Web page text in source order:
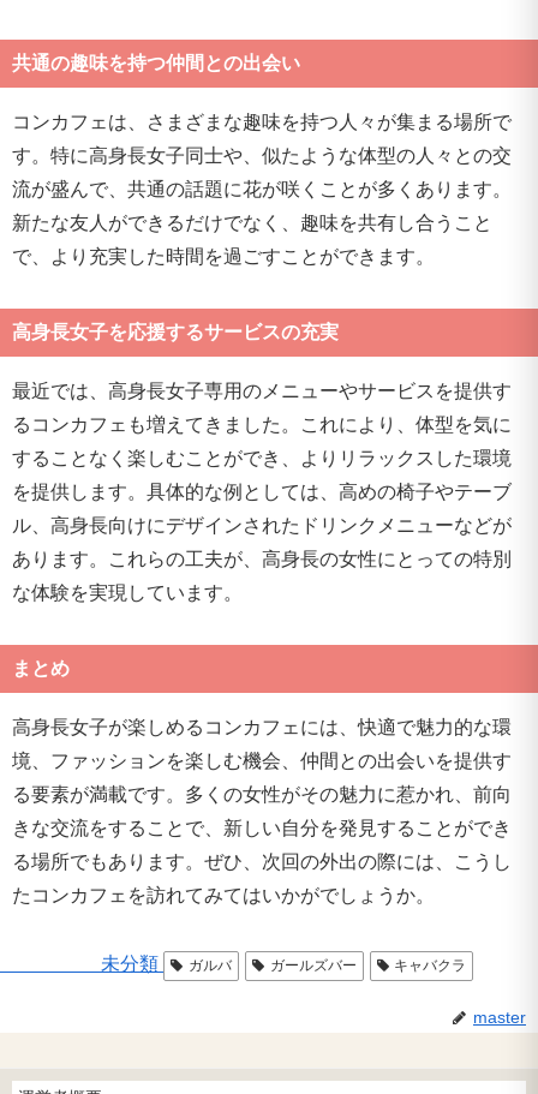
共通の趣味を持つ仲間との出会い
コンカフェは、さまざまな趣味を持つ人々が集まる場所で
す。特に高身長女子同士や、似たような体型の人々との交
流が盛んで、共通の話題に花が咲くことが多くあります。
新たな友人ができるだけでなく、趣味を共有し合うこと
で、より充実した時間を過ごすことができます。
高身長女子を応援するサービスの充実
最近では、高身長女子専用のメニューやサービスを提供す
るコンカフェも増えてきました。これにより、体型を気に
することなく楽しむことができ、よりリラックスした環境
を提供します。具体的な例としては、高めの椅子やテーブ
ル、高身長向けにデザインされたドリンクメニューなどが
あります。これらの工夫が、高身長の女性にとっての特別
な体験を実現しています。
まとめ
高身長女子が楽しめるコンカフェには、快適で魅力的な環
境、ファッションを楽しむ機会、仲間との出会いを提供す
る要素が満載です。多くの女性がその魅力に惹かれ、前向
きな交流をすることで、新しい自分を発見することができ
る場所でもあります。ぜひ、次回の外出の際には、こうし
たコンカフェを訪れてみてはいかがでしょうか。
未分類 ガルバ ガールズバー キャバクラ
master